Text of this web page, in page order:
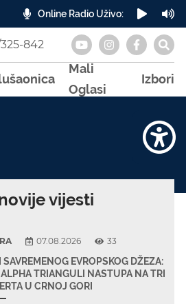
Online Radio Uživo:
842
Mali
Oglasi
Izbori
vijesti
07.08.2026 33
EVROPSKOG DŽEZA:
TRIANGULI NASTUPA NA TRI
U CRNOJ GORI